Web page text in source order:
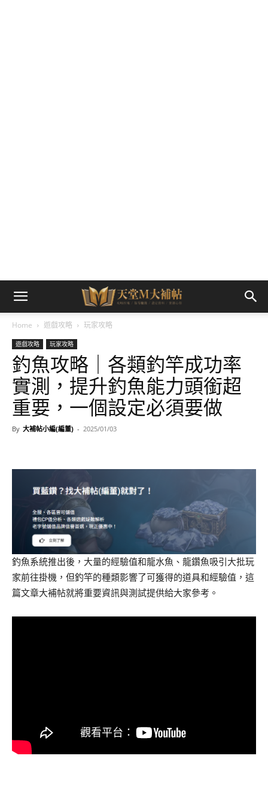
Home 遊戲攻略 玩家攻略
遊戲攻略 玩家攻略
釣魚攻略｜各類釣竿成功率
實測，提升釣魚能力頭銜超
重要，一個設定必須要做
By 大補帖小編(編董) - 2025/01/03
釣魚系統推出後，大量的經驗值和龍水魚、龍鑽魚吸引大批玩
家前往掛機，但釣竿的種類影響了可獲得的道具和經驗值，這
篇文章大補帖就將重要資訊與測試提供給大家參考。